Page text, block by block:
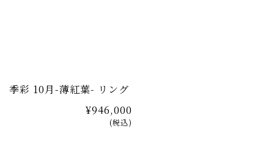
季彩 10月-薄紅葉- リング
¥946,000
(税込)